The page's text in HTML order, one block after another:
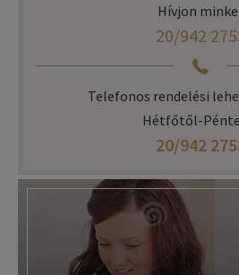
Hívjon
20/942
Telefonos rendelési
Hétfőtől-
20/942